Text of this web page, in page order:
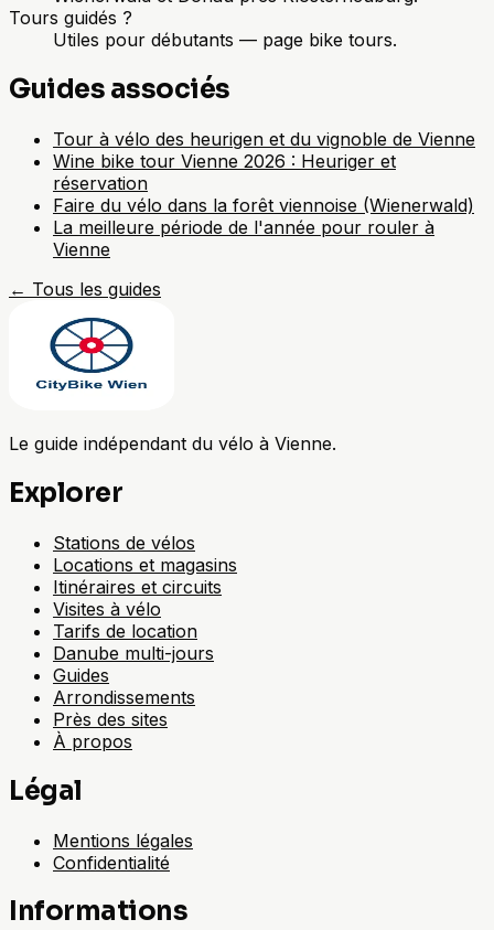
Tours guidés ?
Utiles pour débutants — page bike tours.
Guides associés
Tour à vélo des heurigen et du vignoble de Vienne
Wine bike tour Vienne 2026 : Heuriger et
réservation
Faire du vélo dans la forêt viennoise (Wienerwald)
La meilleure période de l'année pour rouler à
Vienne
← Tous les guides
Le guide indépendant du vélo à Vienne.
Explorer
Stations de vélos
Locations et magasins
Itinéraires et circuits
Visites à vélo
Tarifs de location
Danube multi-jours
Guides
Arrondissements
Près des sites
À propos
Légal
Mentions légales
Confidentialité
Informations